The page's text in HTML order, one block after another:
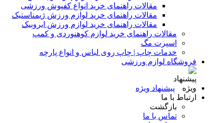
مقالات راهنمای خرید انواع کفپوش ورزشی
مقالات راهنمای خرید لوازم ورزش ژیمناستیک
مقالات راهنمای خرید لوازم ورزش ایروبیک
مقالات راهنمای خرید لوازم کوهنوردی و کمپ
اسپرت مگ
خدمات چاپ | چاپ روی لباس و انواع پارچه
فروشگاه لوازم ورزشی
پیشنهاد ویژه
ارتباط با ما
بازگشت
تماس با ما